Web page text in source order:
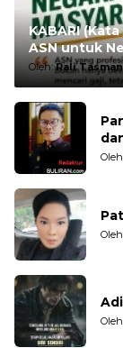
KABARI (Kata
ASN untuk
Oleh:Rali Tasman